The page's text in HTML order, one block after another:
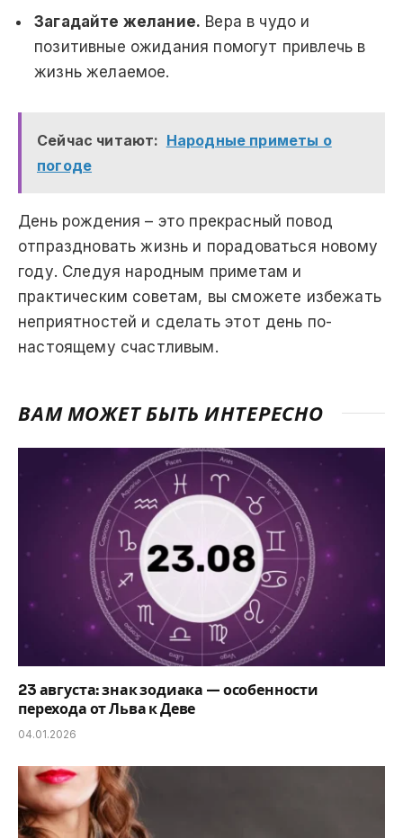
Загадайте желание. Вера в чудо и
позитивные ожидания помогут привлечь в
жизнь желаемое.
Сейчас читают: Народные приметы о
погоде
День рождения – это прекрасный повод
отпраздновать жизнь и порадоваться новому
году. Следуя народным приметам и
практическим советам, вы сможете избежать
неприятностей и сделать этот день по-
настоящему счастливым.
ВАМ МОЖЕТ БЫТЬ ИНТЕРЕСНО
23 августа: знак зодиака — особенности
перехода от Льва к Деве
04.01.2026